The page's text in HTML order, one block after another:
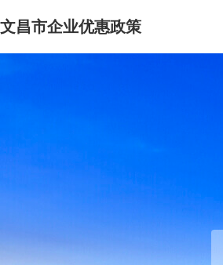
文昌市企业优惠政策